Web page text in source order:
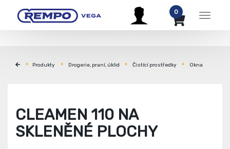
Menu
0
Produkty Drogerie, praní, úklid Čistící prostředky Okna
CLEAMEN 110 NA
SKLENĚNÉ PLOCHY